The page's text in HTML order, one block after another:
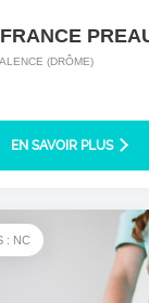
(DRÔME)
EN SAVOIR PLUS
: NC